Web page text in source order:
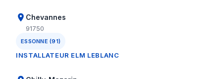
Chevannes
91750
ESSONNE (91)
INSTALLATEUR ELM LEBLANC